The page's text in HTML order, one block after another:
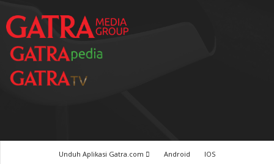
Unduh Aplikasi Gatra.com Android IOS